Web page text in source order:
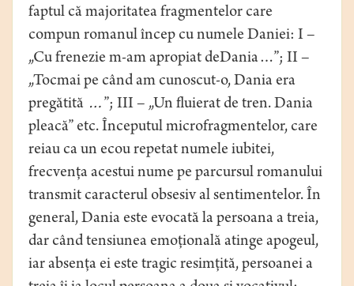
faptul că majoritatea fragmentelor care
compun romanul încep cu numele Daniei: I –
„Cu frenezie m-am apropiat deDania…”; II –
„Tocmai pe când am cunoscut-o, Dania era
pregătită …”; III – „Un fluierat de tren. Dania
pleacă” etc. Începutul microfragmentelor, care
reiau ca un ecou repetat numele iubitei,
frecvenţa acestui nume pe parcursul romanului
transmit caracterul obsesiv al sentimentelor. În
general, Dania este evocată la persoana a treia,
dar când tensiunea emoţională atinge apogeul,
iar absenţa ei este tragic resimţită, persoanei a